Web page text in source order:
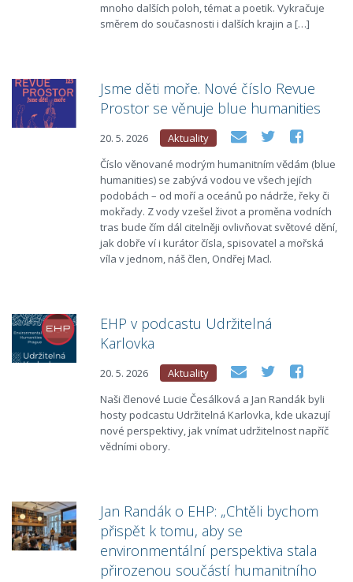
mnoho dalších poloh, témat a poetik. Vykračuje
směrem do současnosti i dalších krajin a […]
Jsme děti moře. Nové číslo Revue
Prostor se věnuje blue humanities
20. 5. 2026
Aktuality
Číslo věnované modrým humanitním vědám (blue
humanities) se zabývá vodou ve všech jejích
podobách – od moří a oceánů po nádrže, řeky či
mokřady. Z vody vzešel život a proměna vodních
tras bude čím dál citelněji ovlivňovat světové dění,
jak dobře ví i kurátor čísla, spisovatel a mořská
víla v jednom, náš člen, Ondřej Macl.
EHP v podcastu Udržitelná
Karlovka
20. 5. 2026
Aktuality
Naši členové Lucie Česálková a Jan Randák byli
hosty podcastu Udržitelná Karlovka, kde ukazují
nové perspektivy, jak vnímat udržitelnost napříč
vědními obory.
Jan Randák o EHP: „Chtěli bychom
přispět k tomu, aby se
environmentální perspektiva stala
přirozenou součástí humanitního